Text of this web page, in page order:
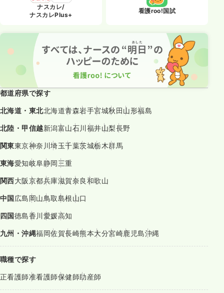
ナスカレ/
ナスカレPlus+
看護roo!国試
都道府県で探す
北海道・東北北海道青森岩手宮城秋田山形福島
北陸・甲信越新潟富山石川福井山梨長野
関東東京神奈川埼玉千葉茨城栃木群馬
東海愛知岐阜静岡三重
関西大阪京都兵庫滋賀奈良和歌山
中国広島岡山鳥取島根山口
四国徳島香川愛媛高知
九州・沖縄福岡佐賀長崎熊本大分宮崎鹿児島沖縄
職種で探す
正看護師准看護師保健師助産師